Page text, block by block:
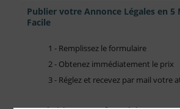
Publier votre Annonce Légales en 5
Facile
1 - Remplissez le formulaire
2 - Obtenez immédiatement le prix
3 - Réglez et recevez par mail votre